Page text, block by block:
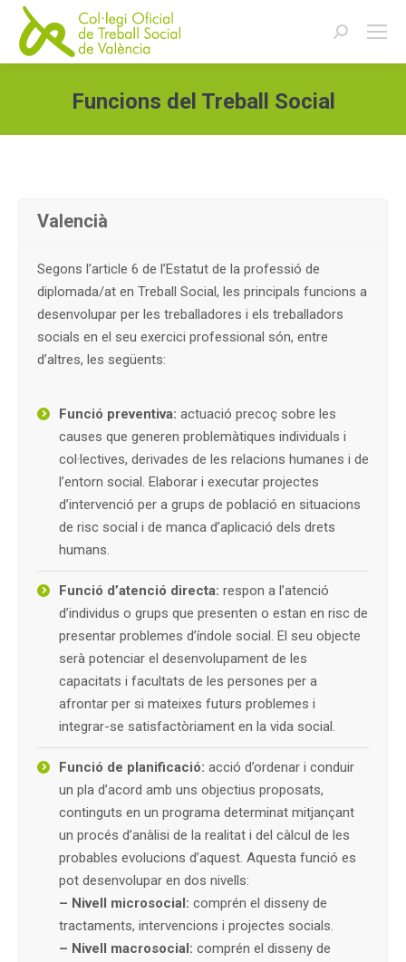
Buscar:
Funcions del Treball Social
Valencià
Segons l’article 6 de l’Estatut de la professió de
diplomada/at en Treball Social, les principals funcions a
desenvolupar per les treballadores i els treballadors
socials en el seu exercici professional són, entre
d’altres, les següents:
Funció preventiva: actuació precoç sobre les
causes que generen problemàtiques individuals i
col·lectives, derivades de les relacions humanes i de
l’entorn social. Elaborar i executar projectes
d’intervenció per a grups de població en situacions
de risc social i de manca d’aplicació dels drets
humans.
Funció d’atenció directa: respon a l’atenció
d’individus o grups que presenten o estan en risc de
presentar problemes d’índole social. El seu objecte
serà potenciar el desenvolupament de les
capacitats i facultats de les persones per a
afrontar per si mateixes futurs problemes i
integrar-se satisfactòriament en la vida social.
Funció de planificació: acció d’ordenar i conduir
un pla d’acord amb uns objectius proposats,
continguts en un programa determinat mitjançant
un procés d’anàlisi de la realitat i del càlcul de les
probables evolucions d’aquest. Aquesta funció es
pot desenvolupar en dos nivells:
– Nivell microsocial: comprén el disseny de
tractaments, intervencions i projectes socials.
– Nivell macrosocial: comprén el disseny de